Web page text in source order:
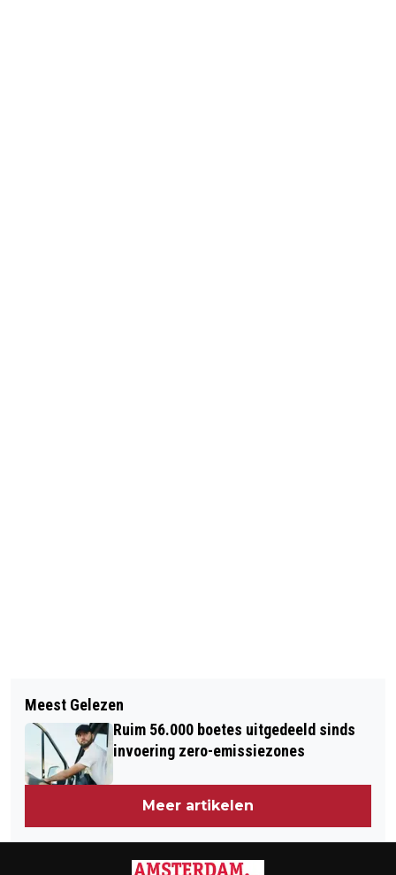
BIANCA KRIJGSMAN: 'EMMY IS
ABSOLUUT HOOGTEPUNT'
KABINET SNIJDT IN HOGE
PROMOTIEBONUSSEN OP
UNIVERSITEITEN
Meest Gelezen
Ruim 56.000 boetes uitgedeeld sinds
invoering zero-emissiezones
Meer artikelen